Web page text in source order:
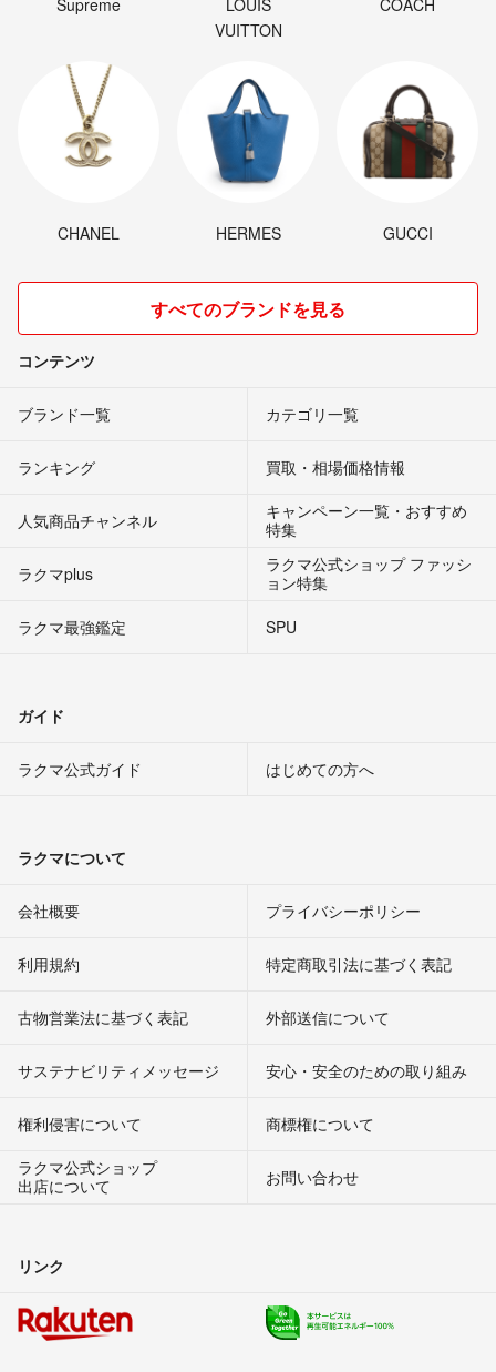
Supreme
LOUIS
VUITTON
COACH
CHANEL HERMES GUCCI
すべてのブランドを見る
コンテンツ
ブランド一覧 カテゴリ一覧
ランキング 買取・相場価格情報
人気商品チャンネル
キャンペーン一覧・おすすめ
特集
ラクマplus
ラクマ公式ショップ ファッシ
ョン特集
ラクマ最強鑑定
SPU
ガイド
ラクマ公式ガイド はじめての方へ
ラクマについて
会社概要 プライバシーポリシー
利用規約 特定商取引法に基づく表記
古物営業法に基づく表記 外部送信について
サステナビリティメッセージ 安心・安全のための取り組み
権利侵害について
商標権について
ラクマ公式ショップ
出店について
お問い合わせ
リンク